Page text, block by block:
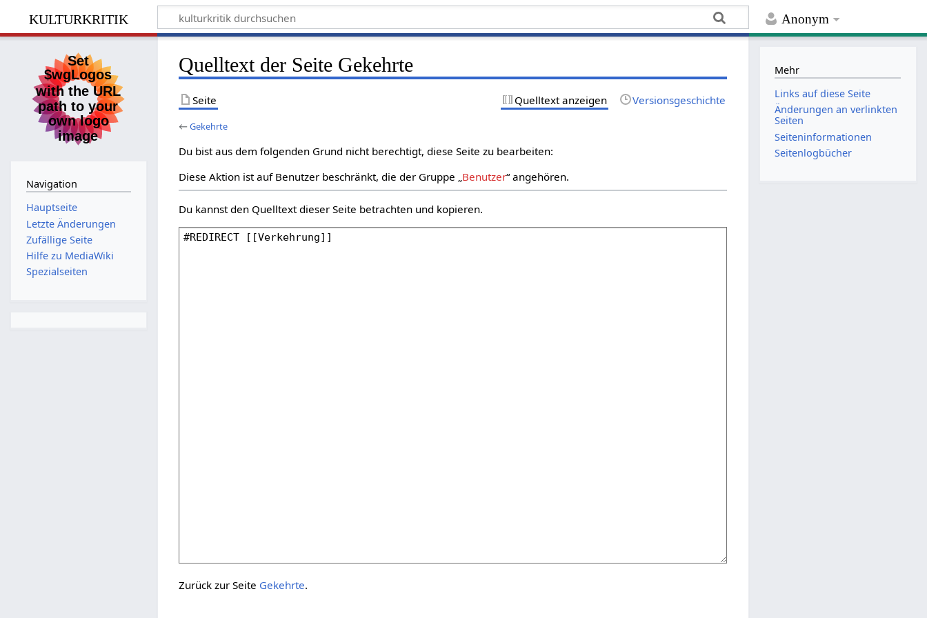
Anonym
kulturkritik
Quelltext der Seite Gekehrte
Seite Quelltext anzeigen Versionsgeschichte
←Gekehrte
Du bist aus dem folgenden Grund nicht berechtigt, diese Seite zu bearbeiten:
Diese Aktion ist auf Benutzer beschränkt, die der Gruppe „Benutzer“ angehören.
Du kannst den Quelltext dieser Seite betrachten und kopieren.
Zurück zur Seite Gekehrte.
Navigation
Hauptseite
Letzte Änderungen
Zufällige Seite
Hilfe zu MediaWiki
Spezialseiten
Mehr
Links auf diese Seite
Änderungen an verlinkten
Seiten
Seiten­­informationen
Seitenlogbücher